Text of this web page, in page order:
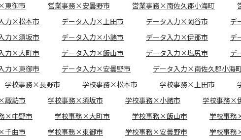
東御市 営業事務×安曇野市 営業事務×南佐久郡小海町
力×松本市 データ入力×上田市 データ入力×岡谷市
デ
力×須坂市 データ入力×小諸市 データ入力×伊那市
デ
力×大町市 データ入力×飯山市 データ入力×塩尻市
デ
力×東御市 データ入力×安曇野市
データ入力×南佐久郡小海
学校事務×長野市 学校事務×松本市 学校事務×上田市
諏訪市 学校事務×須坂市 学校事務×小諸市
学校事務×
×中野市 学校事務×大町市 学校事務×飯山市
学校事務
千曲市 学校事務×東御市 学校事務×安曇野市
学校事務